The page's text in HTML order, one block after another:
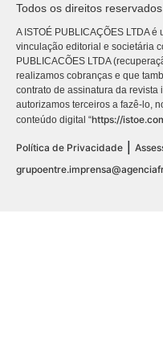
Todos os direitos reservados.
A ISTOÉ PUBLICAÇÕES LTDA
vinculação editorial e societária
PUBLICACÕES LTDA
realizamos cobranças e que
contrato de assinatura da revista
autorizamos terceiros a fazê-lo,
conteúdo digital “https://
Política de Privacidade |